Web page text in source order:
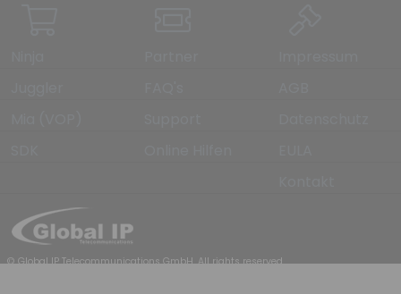
© Global IP Telecommunications GmbH. All rights reserved.